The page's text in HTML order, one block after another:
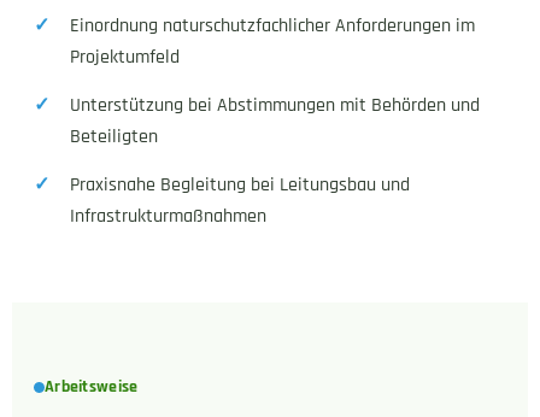
Einordnung naturschutzfachlicher Anforderungen im
Projektumfeld
Unterstützung bei Abstimmungen mit Behörden und
Beteiligten
Praxisnahe Begleitung bei Leitungsbau und
Infrastrukturmaßnahmen
Arbeitsweise